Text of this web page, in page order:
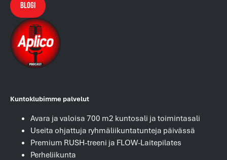
Blogi
Kuntoklubimme palvelut
Avara ja valoisa 700 m2 kuntosali ja toimintasali
Useita ohjattuja ryhmäliikuntatunteja päivässä
Premium RUSH-treeni ja FLOW-Laitepilates
Perheliikunta